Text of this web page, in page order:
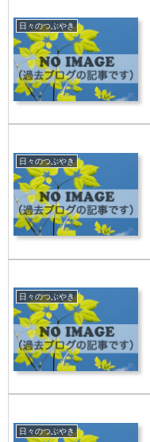
日々のつぶやき
日々のつぶやき
日々のつぶやき
日々のつぶやき